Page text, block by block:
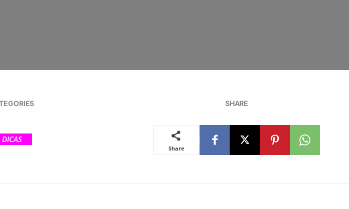
DICAS
SHARE
Share